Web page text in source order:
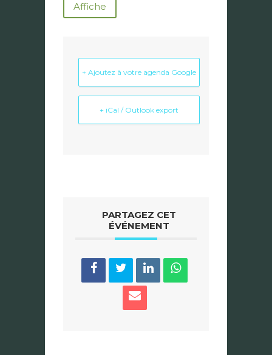
Affiche
+ Ajoutez à votre agenda Google
+ iCal / Outlook export
PARTAGEZ CET
ÉVÉNEMENT